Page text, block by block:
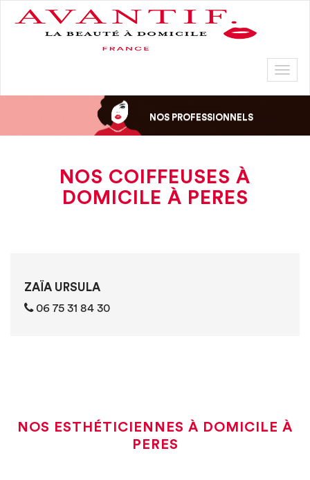
NOS PROFESSIONNELS
NOS COIFFEUSES À
DOMICILE À PERES
ZAÏA URSULA
06 75 31 84 30
NOS ESTHÉTICIENNES À DOMICILE À
PERES